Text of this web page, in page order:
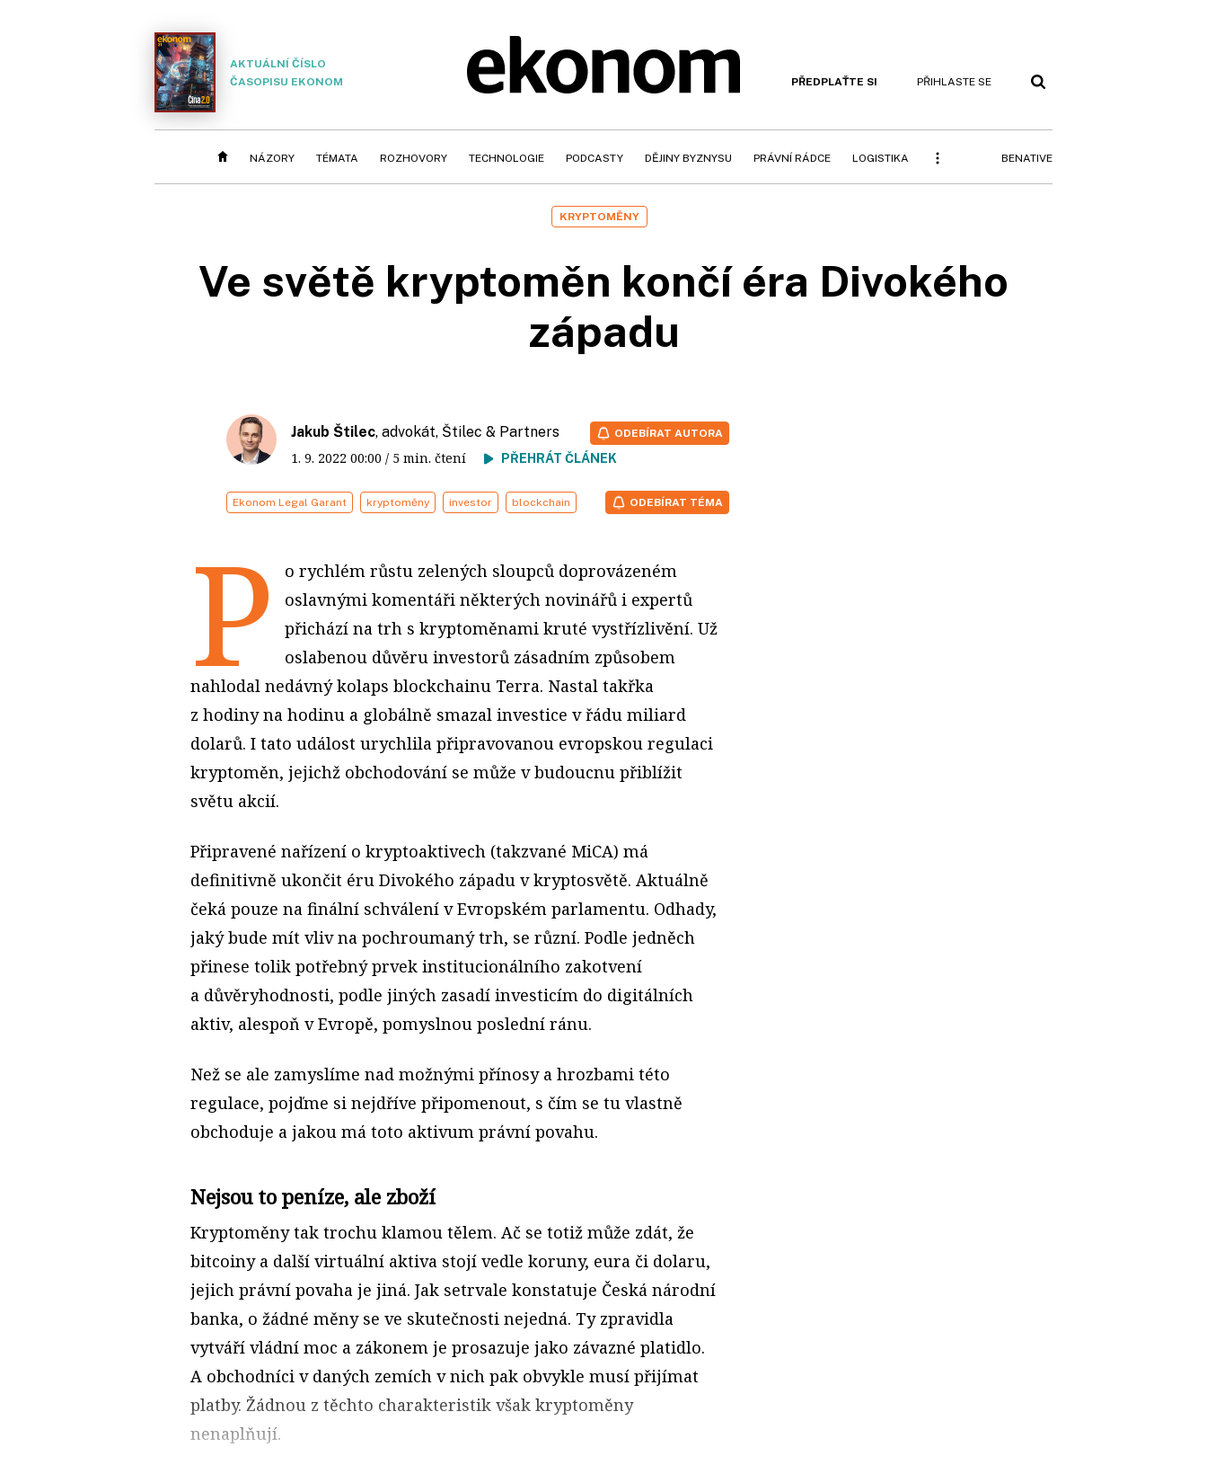
AKTUÁLNÍ ČÍSLO
ČASOPISU EKONOM
PŘEDPLAŤTE SI PŘIHLASTE SE
NÁZORY TÉMATA ROZHOVORY TECHNOLOGIE PODCASTY DĚJINY BYZNYSU PRÁVNÍ RÁDCE LOGISTIKA BENATIVE
KRYPTOMĚNY
Ve světě kryptoměn končí éra Divokého
západu
Jakub Štilec, advokát, Štilec & Partners
1. 9. 2022 00:00 / 5 min. čtení PŘEHRÁT ČLÁNEK
ODEBÍRAT AUTORA
Ekonom Legal Garant kryptoměny investor blockchain ODEBÍRAT TÉMA
P
o rychlém růstu zelených sloupců doprovázeném
oslavnými komentáři některých novinářů i expertů
přichází na trh s kryptoměnami kruté vystřízlivění. Už
oslabenou důvěru investorů zásadním způsobem
nahlodal nedávný kolaps blockchainu Terra. Nastal takřka
z hodiny na hodinu a globálně smazal investice v řádu miliard
dolarů. I tato událost urychlila připravovanou ­evropskou regulaci
kryptoměn, jejichž obchodování se může v budoucnu přiblížit
světu akcií.
Připravené nařízení o kryptoaktivech (takzvané MiCA) má
definitivně ukončit éru Divokého západu v kryptosvětě. Aktuálně
čeká pouze na finální schválení v Evropském parlamentu. Odhady,
jaký bude mít vliv na pochroumaný trh, se různí. Podle jedněch
přinese tolik potřebný prvek institucionálního zakotvení
a důvěryhodnosti, podle jiných zasadí investicím do digitálních
aktiv, alespoň v Evropě, pomyslnou poslední ránu.
Než se ale zamyslíme nad možnými přínosy a hroz­bami této
regulace, pojďme si nejdříve připomenout, s čím se tu vlastně
obchoduje a jakou má toto aktivum právní povahu.
Nejsou to peníze, ale zboží
Kryptoměny tak trochu klamou tělem. Ač se totiž může zdát, že
bitcoiny a další virtuální aktiva stojí vedle koruny, eura či dolaru,
jejich právní povaha je jiná. Jak setrvale konstatuje Česká národní
banka, o žádné měny se ve skutečnosti nejedná. Ty zpravidla
vytváří vládní moc a zákonem je prosazuje jako závazné platidlo.
A obchodníci v daných zemích v nich pak obvykle musí přijímat
platby. Žádnou z těchto charakteristik však kryptoměny
nenaplňují.